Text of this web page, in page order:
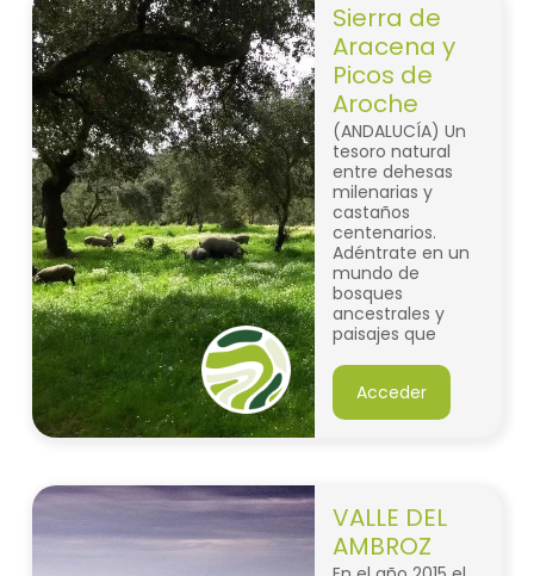
Sierra de
Aracena y
Picos de
Aroche
(ANDALUCÍA) Un
tesoro natural
entre dehesas
milenarias y
castaños
centenarios.
Adéntrate en un
mundo de
bosques
ancestrales y
paisajes que
de cuentos de
hadas.
Acceder
VALLE DEL
AMBROZ